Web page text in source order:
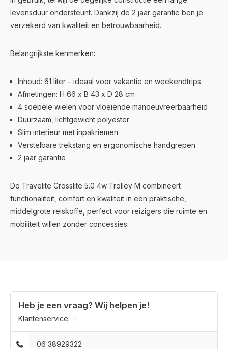
levensduur ondersteunt. Dankzij de 2 jaar garantie ben je
verzekerd van kwaliteit en betrouwbaarheid.
Belangrijkste kenmerken:
Inhoud: 61 liter – ideaal voor vakantie en weekendtrips
Afmetingen: H 66 x B 43 x D 28 cm
4 soepele wielen voor vloeiende manoeuvreerbaarheid
Duurzaam, lichtgewicht polyester
Slim interieur met inpakriemen
Verstelbare trekstang en ergonomische handgrepen
2 jaar garantie
De Travelite Crosslite 5.0 4w Trolley M combineert
functionaliteit, comfort en kwaliteit in een praktische,
middelgrote reiskoffe, perfect voor reizigers die ruimte en
mobiliteit willen zonder concessies.
Heb je een vraag? Wij helpen je!
Klantenservice:
06 38929322